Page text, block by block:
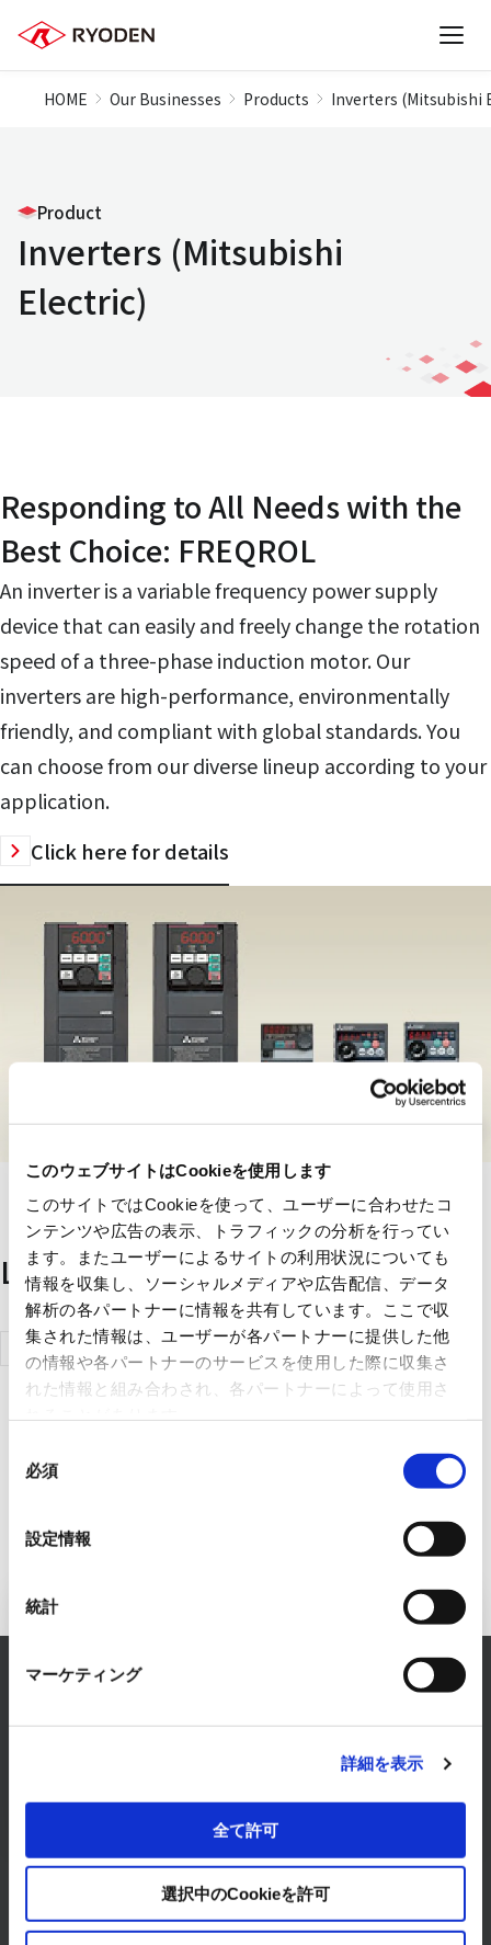
このウェブサイトはCookieを使用します
このサイトではCookieを使って、ユーザーに合わせたコ
ンテンツや広告の表示、トラフィックの分析を行ってい
ます。またユーザーによるサイトの利用状況についても
情報を収集し、ソーシャルメディアや広告配信、データ
解析の各パートナーに情報を共有しています。ここで収
集された情報は、ユーザーが各パートナーに提供した他
の情報や各パートナーのサービスを使用した際に収集さ
れた情報と組み合わされ、各パートナーによって使用さ
必須
設定情報
統計
マーケティング
詳細を表示
全て許可
選択中のCookieを許可
HOME Our Businesses Products Inverters (Mitsubishi
Product
Inverters (Mitsubishi
Electric)
Responding to All Needs with the
Best Choice: FREQROL
An inverter is a variable frequency power supply
device that can easily and freely change the rotation
speed of a three-phase induction motor. Our
inverters are high-performance, environmentally
friendly, and compliant with global standards. You
can choose from our diverse lineup according to your
application.
Click here for details
List of handling manufacturers
Mitsubishi
Electric
Corporation
Inquiry to FA Systems Business
RYODEN solves any concerns about FA Systems.